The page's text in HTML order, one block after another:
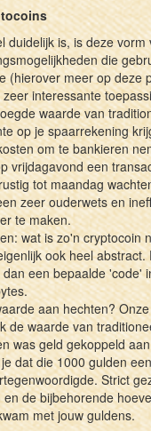
duidelijk is, is deze vorm
die
(hierover meer op deze
interessante
waarde van
op je spaarrekening
om te bankieren
vrijdagavond een
tot maandag
zeer ouderwets en
te maken.
wat is zo'n cryptocoin
ook heel abstract.
een bepaalde 'code'
aan hechten?
de waarde van
was geld gekoppeld
dat die 1000 gulden
Strict
de bijbehorende
met jouw guldens.